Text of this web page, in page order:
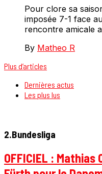
Pour clore sa
imposée 7-1 face
rencontre amicale
By Matheo R
Plus d’articles
Dernières actus
Les plus lus
2.Bundesliga
OFFICIEL :